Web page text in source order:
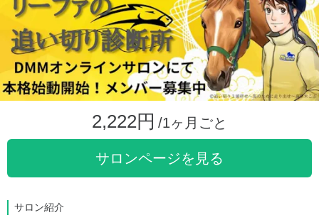
2,222円 /1ヶ月ごと
サロンページを見る
サロン紹介